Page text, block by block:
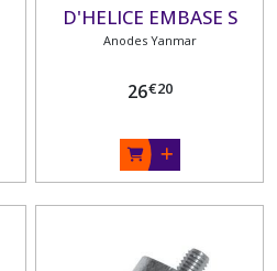
D'HELICE EMBASE S
DRIVE
Anodes Yanmar
26€20